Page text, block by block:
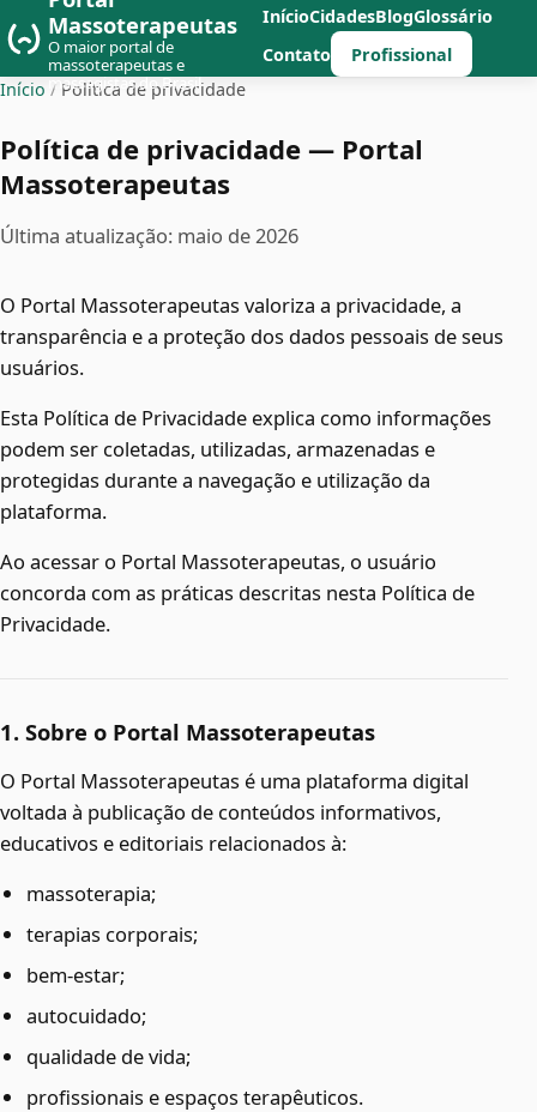
Massoterapeutas
O maior portal de
massoterapeutas e
massagistas do Brasil
InícioCidadesBlogGlossário
Contato
Profissional
Início / Política de privacidade
Política de privacidade — Portal
Massoterapeutas
Última atualização: maio de 2026
O Portal Massoterapeutas valoriza a privacidade, a
transparência e a proteção dos dados pessoais de seus
usuários.
Esta Política de Privacidade explica como informações
podem ser coletadas, utilizadas, armazenadas e
protegidas durante a navegação e utilização da
plataforma.
Ao acessar o Portal Massoterapeutas, o usuário
concorda com as práticas descritas nesta Política de
Privacidade.
1. Sobre o Portal Massoterapeutas
O Portal Massoterapeutas é uma plataforma digital
voltada à publicação de conteúdos informativos,
educativos e editoriais relacionados à:
massoterapia;
terapias corporais;
bem-estar;
autocuidado;
qualidade de vida;
profissionais e espaços terapêuticos.